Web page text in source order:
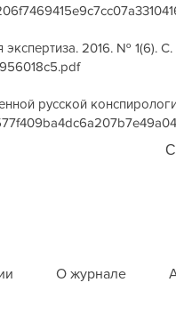
2016. № 1(6).
русской
О журнале